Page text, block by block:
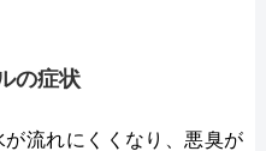
の症状
が流れにくくなり、悪臭が